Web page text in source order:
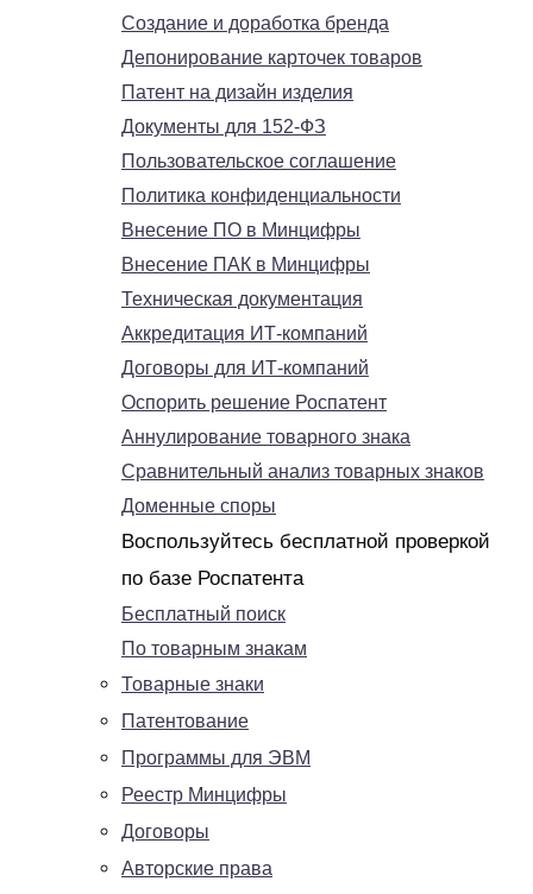
Создание и доработка бренда
Депонирование карточек товаров
Патент на дизайн изделия
Документы для 152-ФЗ
Пользовательское соглашение
Политика конфиденциальности
Внесение ПО в Минцифры
Внесение ПАК в Минцифры
Техническая документация
Аккредитация ИТ-компаний
Договоры для ИТ-компаний
Оспорить решение Роспатент
Аннулирование товарного знака
Сравнительный анализ товарных знаков
Доменные споры
Воспользуйтесь бесплатной проверкой
по базе Роспатента
Бесплатный поиск
По товарным знакам
Товарные знаки
Патентование
Программы для ЭВМ
Реестр Минцифры
Договоры
Авторские права